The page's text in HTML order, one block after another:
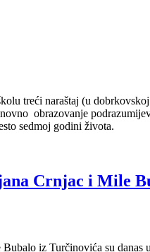
treći naraštaj (u
obrazovanje
sedmoj godini života.
Crnjac i Mile
iz Turčinovića su